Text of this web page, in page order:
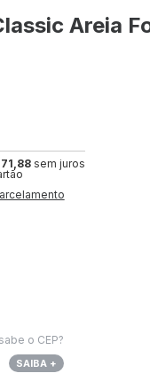
Areia
sem juros
o CEP?
SAIBA +